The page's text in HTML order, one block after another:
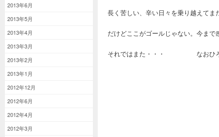
2013年6月
2013年5月
2013年4月
2013年3月
2013年2月
2013年1月
2012年12月
2012年6月
2012年4月
2012年3月
長く苦しい、辛い日々を乗り越えて
だけどここがゴールじゃない。今ま
それではまた・・・ なおひ